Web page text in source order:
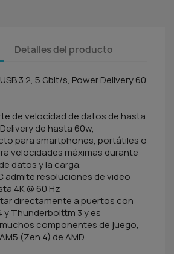
Detalles del producto
3.2, 5 Gbit/s, Power Delivery 60
de velocidad de datos de hasta
de hasta 60w,
para smartphones, portátiles o
velocidades máximas durante
datos y la carga.
admite resoluciones de video
4K @ 60 Hz
directamente a puertos con
Thunderbolttm 3 y es
componentes de juego,
(Zen 4) de AMD